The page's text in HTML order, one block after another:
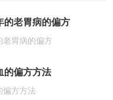
的老胃病的偏方
老胃病的偏方
的偏方方法
偏方方法